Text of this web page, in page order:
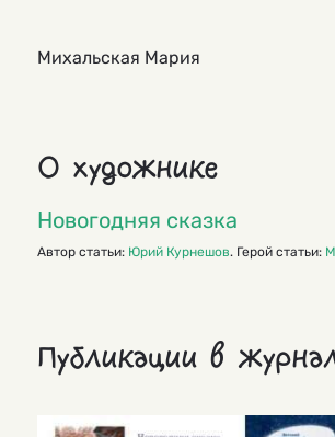
Михальская Мария
О художнике
Новогодняя сказка
Автор статьи: Юрий Курнешов. Герой статьи:
Публикации в